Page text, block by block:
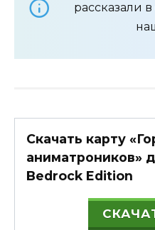
рассказали
Скачать карту
аниматроников»
Bedrock Edition